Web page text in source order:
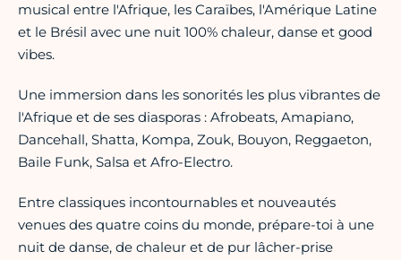
musical entre l'Afrique, les Caraïbes, l'Amérique Latine
et le Brésil avec une nuit 100% chaleur, danse et good
vibes.
Une immersion dans les sonorités les plus vibrantes de
l'Afrique et de ses diasporas : Afrobeats, Amapiano,
Dancehall, Shatta, Kompa, Zouk, Bouyon, Reggaeton,
Baile Funk, Salsa et Afro-Electro.
Entre classiques incontournables et nouveautés
venues des quatre coins du monde, prépare-toi à une
nuit de danse, de chaleur et de pur lâcher-prise